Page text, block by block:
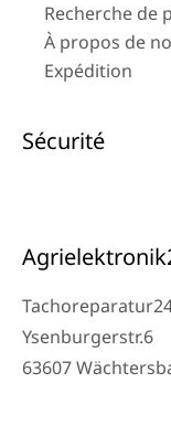
Recherche de
À propos de
Expédition
Sécurité
Ysenburgerstr.6
63607